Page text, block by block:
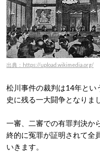
出典：https://upload.wikimedia.org/
松川事件の裁判は14年とい
史に残る一大闘争となりま
一審、二審での有罪判決か
終的に冤罪が証明されて全
いきます。